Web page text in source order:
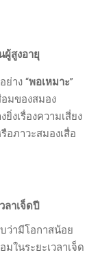
ผู้สูงอายุ
ย่าง “พอเหมาะ”
มของสมอง
งเรื่องความเสี่ยง
อภาวะสมองเสื่อ
ลาเจ็ดปี
ว่ามีโอกาสน้อย
ในระยะเวลาเจ็ด